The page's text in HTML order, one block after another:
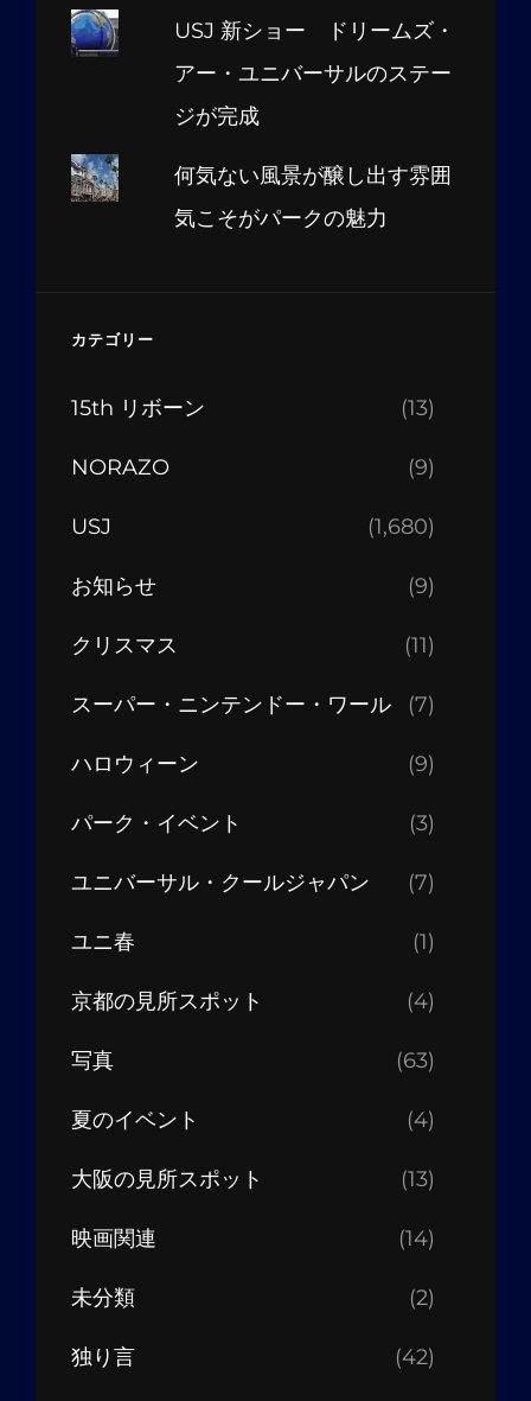
USJ 新ショー ドリームズ・
アー・ユニバーサルのステー
ジが完成
何気ない風景が醸し出す雰囲
気こそがパークの魅力
カテゴリー
15th リボーン (13)
NORAZO (9)
USJ (1,680)
お知らせ (9)
クリスマス (11)
スーパー・ニンテンドー・ワール (7)
ハロウィーン (9)
パーク・イベント (3)
ユニバーサル・クールジャパン (7)
ユニ春 (1)
京都の見所スポット (4)
写真 (63)
夏のイベント (4)
大阪の見所スポット (13)
映画関連 (14)
未分類 (2)
独り言 (42)